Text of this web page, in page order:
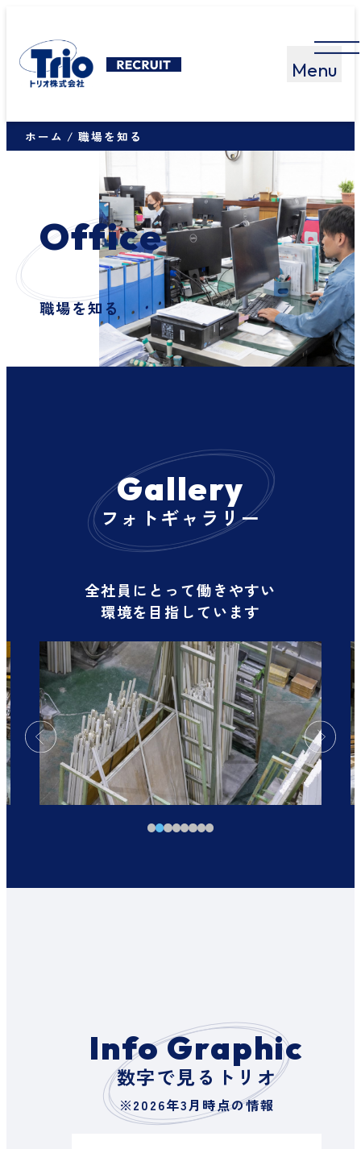
ホーム 職場を知る
Office
職場を知る
Gallery
フォトギャラリー
全社員にとって働きやすい
環境を目指しています
Info Graphic
数字で見るトリオ
※2026年3月時点の情報